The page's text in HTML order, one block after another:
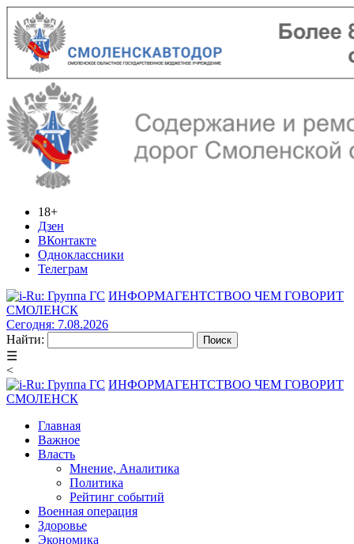
18+
Дзен
ВКонтакте
Одноклассники
Телеграм
ИНФОРМАГЕНТСТВОО ЧЕМ ГОВОРИТ
СМОЛЕНСК
Сегодня: 7.08.2026
Найти:
☰
<
ИНФОРМАГЕНТСТВОО ЧЕМ ГОВОРИТ
СМОЛЕНСК
Главная
Важное
Власть
Мнение, Аналитика
Политика
Рейтинг событий
Военная операция
Здоровье
Экономика